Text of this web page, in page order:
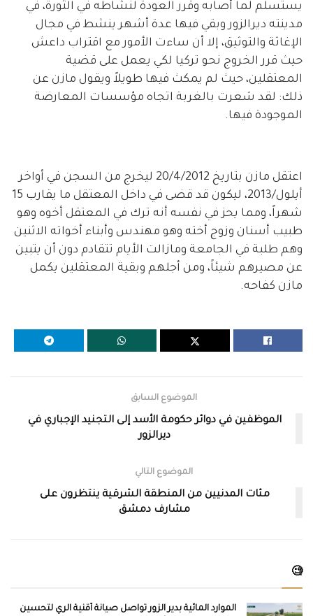
يستسلم لما أصابه وقرر العودة لنشاطه في الثورة، في
مدينته ديرالزور وبقي فيها عدة أشهر ينشط في مجال
الإغاثة والتوثيق، إلا أن ساءت الأمور مع اقتراب داعش
حيث قرر الخروج نحو تركيا لكي يعمل على قضية
المعتقلين، حيث لم يمكث فيها طويلاً ويقول مازن عن
ذلك: لقد شعرت بالغربة اتجاه مؤسسات المعارضة
الموجودة فيها.
اعتقل مازن بتاريخ 20/4/2012 ليخرج من السجن في أواخر
أيلول/2013، ليكون قد قضى في داخل المعتقل ما يقارب 15
شهراً، ومما يحز في نفسه أنه ترك في المعتقل أخوه وهو
طبيب أسنان وزوج أخته وهو مهندس وأبناء أخواته الاثنين
وهم طلبة في الجامعة ومازالت الأيام تتقادم دون أن يتبين
عن مصيرهم شيئاً، ومن أجلهم وبقية المعتقلين يكمل
مازن كفاحه.
الموضوع السابق
الموظفين في دوائر حكومة الأسد إلى التجنيد الإجباري في
ديرالزور
الموضوع التالي
مئات المدنيين من المنطقة الشرقية ينتظرون على
مشارف دمشق
🧐
الموارد المائية بدير الزور تواصل صيانة أقنية الري لتحسين